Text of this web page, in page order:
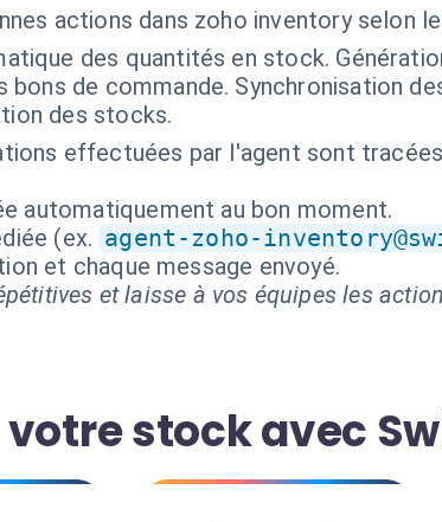
actions dans zoho inventory selon
des quantités en stock.
de commande. Synchronisation
des stocks.
effectuées par l'agent sont
automatiquement au bon moment.
(ex. agent-zoho-
et chaque message envoyé.
et laisse à vos équipes les
stock avec